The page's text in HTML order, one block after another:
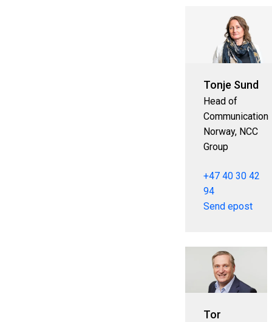
Tonje Sund
Head of
Communication
Norway, NCC
Group
+47 40 30 42
94
Send epost
Tor